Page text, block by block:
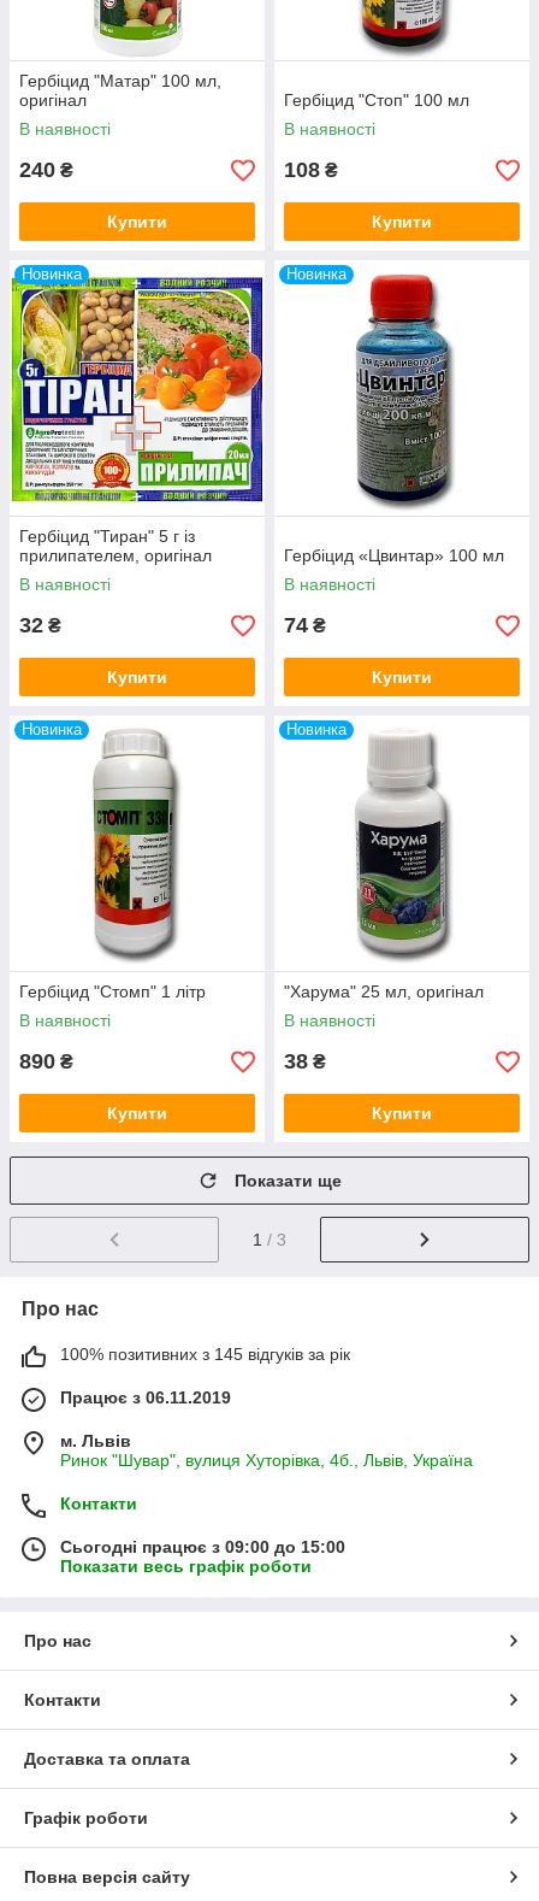
Гербіцид "Матар" 100 мл,
оригінал
В наявності
240 ₴
Купити
Гербіцид "Стоп" 100 мл
В наявності
108 ₴
Купити
Новинка
Гербіцид "Тиран" 5 г із
прилипателем, оригінал
В наявності
32 ₴
Купити
Новинка
Гербіцид «Цвинтар» 100 мл
В наявності
74 ₴
Купити
Новинка
Гербіцид "Стомп" 1 літр
В наявності
890 ₴
Купити
Новинка
"Харума" 25 мл, оригінал
В наявності
38 ₴
Купити
Показати ще
1 / 3
Про нас
100% позитивних з 145 відгуків за рік
Працює з 06.11.2019
м. Львів
Ринок "Шувар", вулиця Хуторівка, 4б., Львів, Україна
Контакти
Сьогодні працює з 09:00 до 15:00
Показати весь графік роботи
Про нас
Контакти
Доставка та оплата
Графік роботи
Повна версія сайту